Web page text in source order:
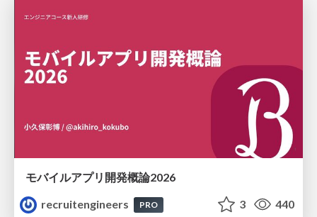
モバイルアプリ開発概論2026
recruitengineers
PRO 3 440